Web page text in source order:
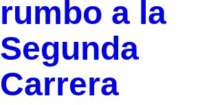
rumbo a la
Segunda
Carrera